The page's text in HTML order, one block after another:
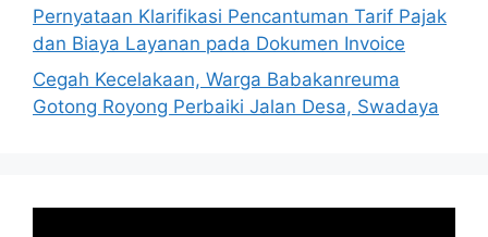
Pernyataan Klarifikasi Pencantuman Tarif Pajak
dan Biaya Layanan pada Dokumen Invoice
Cegah Kecelakaan, Warga Babakanreuma
Gotong Royong Perbaiki Jalan Desa, Swadaya